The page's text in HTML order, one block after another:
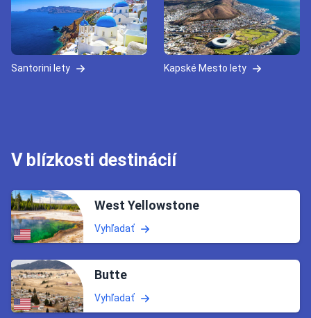
Santorini lety Kapské Mesto lety
V blízkosti destinácií
West Yellowstone
Vyhľadať
Butte
Vyhľadať